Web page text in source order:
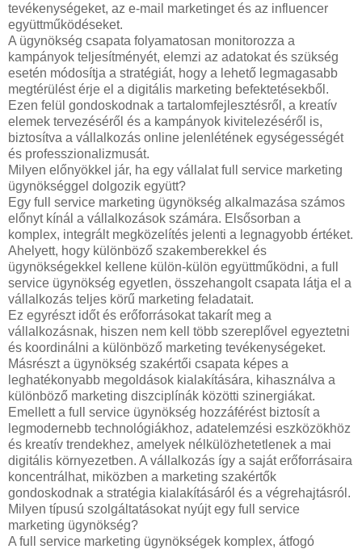
tevékenységeket, az e-mail marketinget és az influencer
együttműködéseket.
A ügynökség csapata folyamatosan monitorozza a
kampányok teljesítményét, elemzi az adatokat és szükség
esetén módosítja a stratégiát, hogy a lehető legmagasabb
megtérülést érje el a digitális marketing befektetésekből.
Ezen felül gondoskodnak a tartalomfejlesztésről, a kreatív
elemek tervezéséről és a kampányok kivitelezéséről is,
biztosítva a vállalkozás online jelenlétének egységességét
és professzionalizmusát.
Milyen előnyökkel jár, ha egy vállalat full service marketing
ügynökséggel dolgozik együtt?
Egy full service marketing ügynökség alkalmazása számos
előnyt kínál a vállalkozások számára. Elsősorban a
komplex, integrált megközelítés jelenti a legnagyobb értéket.
Ahelyett, hogy különböző szakemberekkel és
ügynökségekkel kellene külön-külön együttműködni, a full
service ügynökség egyetlen, összehangolt csapata látja el a
vállalkozás teljes körű marketing feladatait.
Ez egyrészt időt és erőforrásokat takarít meg a
vállalkozásnak, hiszen nem kell több szereplővel egyeztetni
és koordinálni a különböző marketing tevékenységeket.
Másrészt a ügynökség szakértői csapata képes a
leghatékonyabb megoldások kialakítására, kihasználva a
különböző marketing diszciplínák közötti szinergiákat.
Emellett a full service ügynökség hozzáférést biztosít a
legmodernebb technológiákhoz, adatelemzési eszközökhöz
és kreatív trendekhez, amelyek nélkülözhetetlenek a mai
digitális környezetben. A vállalkozás így a saját erőforrásaira
koncentrálhat, miközben a marketing szakértők
gondoskodnak a stratégia kialakításáról és a végrehajtásról.
Milyen típusú szolgáltatásokat nyújt egy full service
marketing ügynökség?
A full service marketing ügynökségek komplex, átfogó